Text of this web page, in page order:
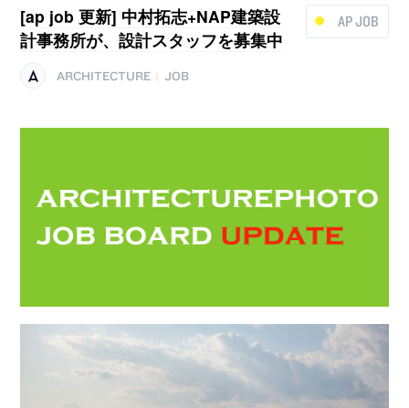
AP JOB
[ap job 更新] 中村拓志+NAP建築設
計事務所が、設計スタッフを募集中
ARCHITECTURE JOB